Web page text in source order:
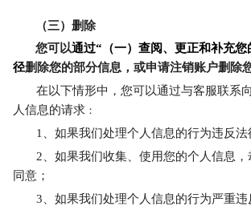
（三）删除
您可以通过“（一）查阅、更正和补充您
径删除您的部分信息，或申请注销账户删除
在以下情形中，您可以通过与客服联系
人信息的请求 ：
1、如果我们处理个人信息的行为违反法
2、如果我们收集、使用您的个人信息
同意；
3、如果我们处理个人信息的行为严重违